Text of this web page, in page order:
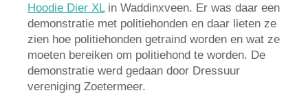
Hoodie Dier XLin Waddinxveen. Er was daar een
demonstratie met politiehonden en daar lieten ze
zien hoe politiehonden getraind worden en wat ze
moeten bereiken om politiehond te worden. De
demonstratie werd gedaan door Dressuur
vereniging Zoetermeer.